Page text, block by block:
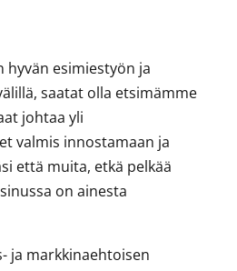
hyvän esimiestyön ja
saatat olla etsimämme
johtaa yli
valmis innostamaan ja
että muita, etkä pelkää
on ainesta
ja markkinaehtoisen